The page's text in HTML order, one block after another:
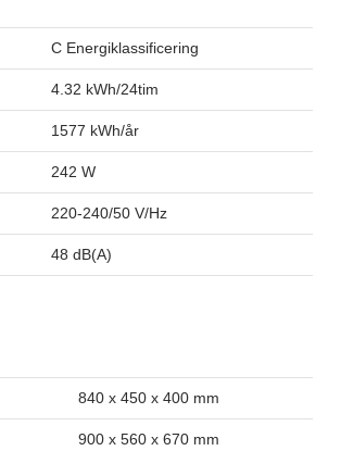
C Energiklassificering
4.32 kWh/24tim
1577 kWh/år
242 W
220-240/50 V/Hz
48 dB(A)
840 x 450 x 400 mm
900 x 560 x 670 mm